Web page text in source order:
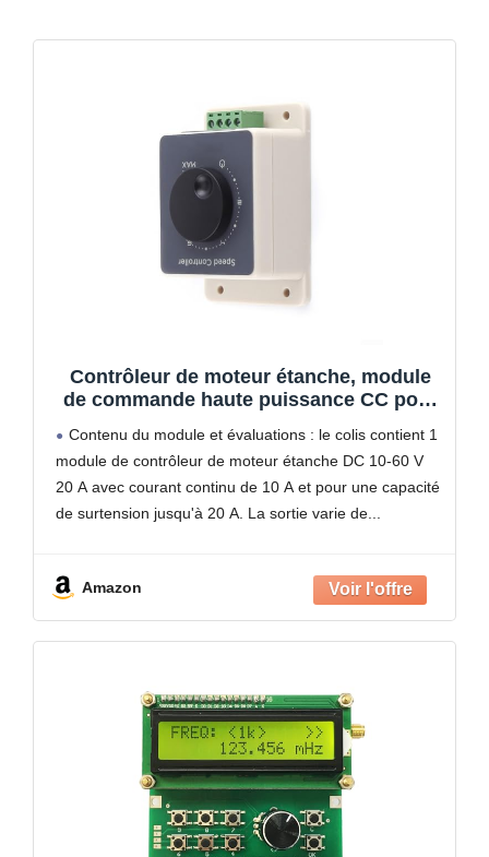
Contrôleur de moteur étanche, module
de commande haute puissance CC pour
Contenu du module et évaluations : le colis contient 1
module de contrôleur de moteur étanche DC 10-60 V
20 A avec courant continu de 10 A et pour une capacité
de surtension jusqu'à 20 A. La sortie varie de
Amazon